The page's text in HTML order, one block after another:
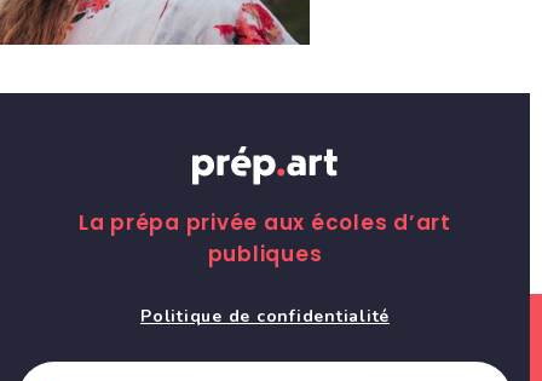
La prépa privée aux écoles d’art
publiques
Politique de confidentialité